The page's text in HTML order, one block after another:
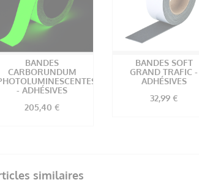
BANDES
CARBORUNDUM
- ADHÉSIVES
205,40 €
BANDES SOFT
GRAND TRAFIC -
ADHÉSIVES
32,99 €
similaires